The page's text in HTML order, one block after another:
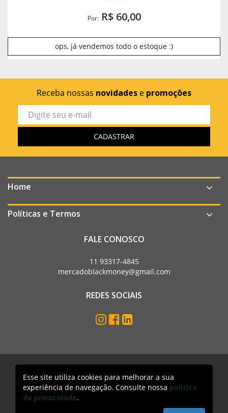
Por:R$ 60,00
ops, já vendemos todo o estoque :)
Receba nossas novidades e promoções
Home
Políticas e Termos
FALE CONOSCO
11 93317-4845
mercadoblackmoney@gmail.com
REDES SOCIAIS
Mercado Black Money. Todos os direitos reservados
Acesso lojista
Esse site utiliza cookies para melhorar a sua
experiência de navegação. Consulte nossa política
de privacidade.